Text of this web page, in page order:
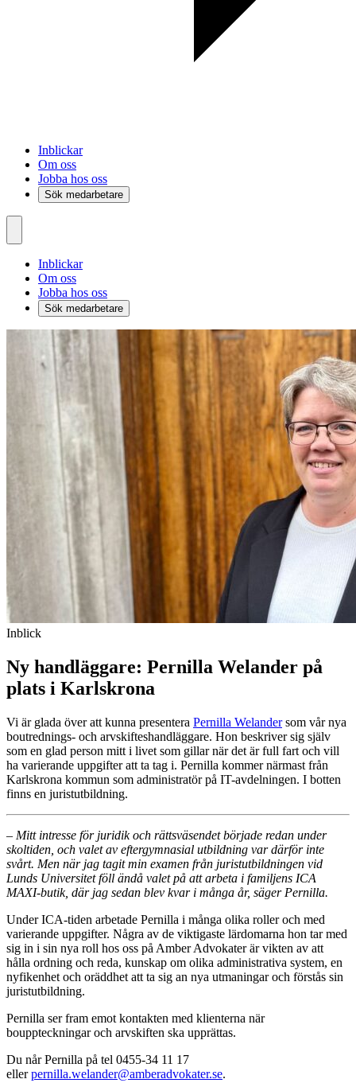
Inblickar
Om oss
Jobba hos oss
Sök medarbetare
Inblickar
Om oss
Jobba hos oss
Sök medarbetare
Inblick
Ny handläggare: Pernilla Welander på
plats i Karlskrona
Vi är glada över att kunna presentera Pernilla Welandersom vår nya
boutrednings- och arvskifteshandläggare. Hon beskriver sig själv
som en glad person mitt i livet som gillar när det är full fart och vill
ha varierande uppgifter att ta tag i. Pernilla kommer närmast från
Karlskrona kommun som administratör på IT-avdelningen. I botten
finns en juristutbildning.
– Mitt intresse för juridik och rättsväsendet började redan under
skoltiden, och valet av eftergymnasial utbildning var därför inte
svårt. Men när jag tagit min examen från juristutbildningen vid
Lunds Universitet föll ändå valet på att arbeta i familjens ICA
MAXI-butik, där jag sedan blev kvar i många år, säger Pernilla.
Under ICA-tiden arbetade Pernilla i många olika roller och med
varierande uppgifter. Några av de viktigaste lärdomarna hon tar med
sig in i sin nya roll hos oss på Amber Advokater är vikten av att
hålla ordning och reda, kunskap om olika administrativa system, en
nyfikenhet och oräddhet att ta sig an nya utmaningar och förstås sin
juristutbildning.
Pernilla ser fram emot kontakten med klienterna när
bouppteckningar och arvskiften ska upprättas.
Du når Pernilla på tel 0455-34 11 17
ellerpernilla.welander@amberadvokater.se.